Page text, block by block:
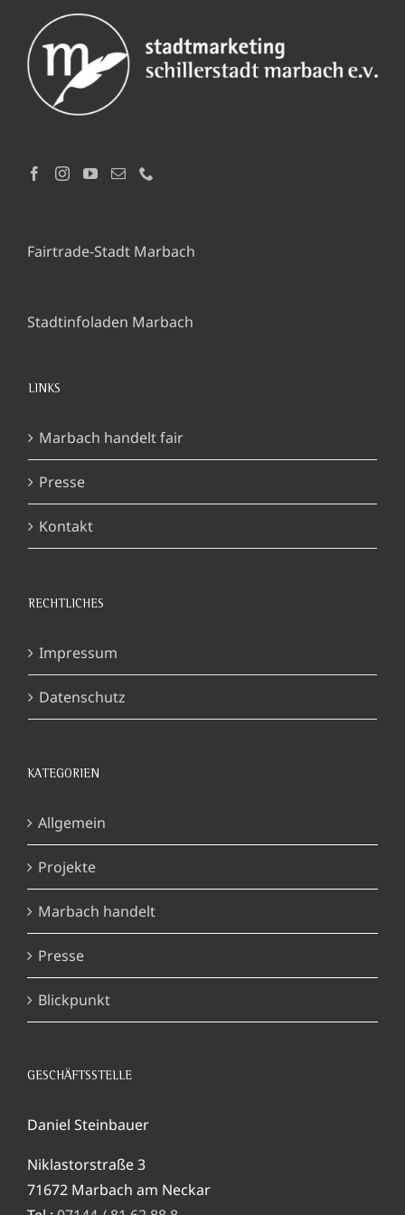
Fairtrade-Stadt Marbach
Stadtinfoladen Marbach
LINKS
Marbach handelt fair
Presse
Kontakt
RECHTLICHES
Impressum
Datenschutz
KATEGORIEN
Allgemein
Projekte
Marbach handelt
Presse
Blickpunkt
GESCHÄFTSSTELLE
Daniel Steinbauer
Niklastorstraße 3
71672 Marbach am Neckar